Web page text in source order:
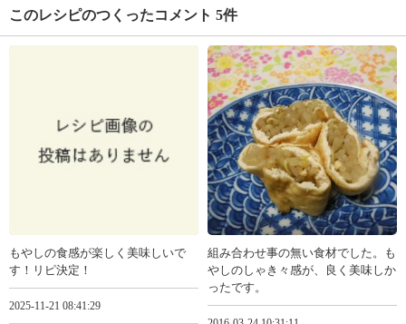
このレシピのつくったコメント 5件
もやしの食感が楽しく美味しいで
す！リピ決定！
2025-11-21 08:41:29
組み合わせ事の無い食材でした。も
やしのしゃき々感が、良く美味しか
ったです。